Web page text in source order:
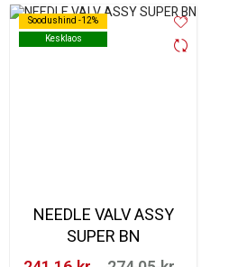
Soodushind -12%
Kesklaos
Soodushind -12%
Kesklaos
NEEDLE VALV ASSY
SUPER BN